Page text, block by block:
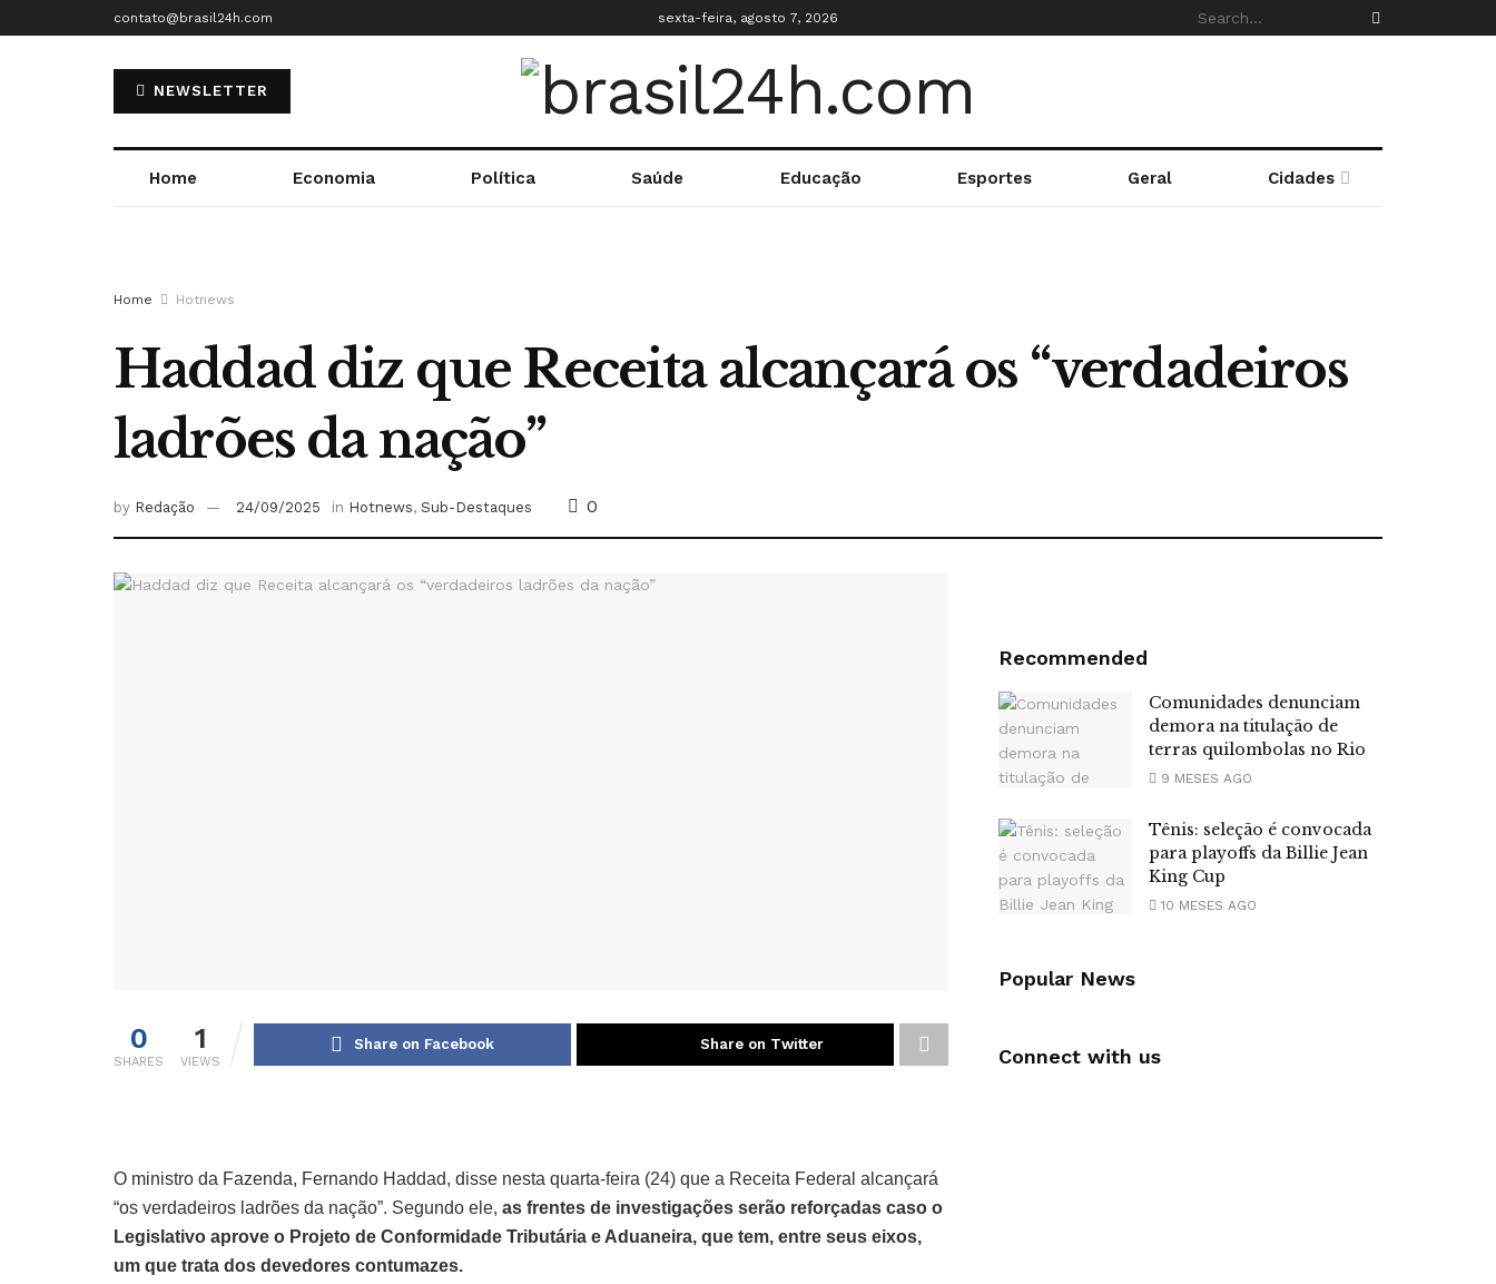
contato@brasil24h.com sexta-feira, agosto 7, 2026
NEWSLETTER
Home Economia Política Saúde Educação Esportes Geral Cidades
Home Hotnews
Haddad diz que Receita alcançará os “verdadeiros
ladrões da nação”
by Redação 24/09/2025 in Hotnews, Sub-Destaques 0
0
SHARES
1
VIEWS
Share on Facebook Share on Twitter
O ministro da Fazenda, Fernando Haddad, disse nesta quarta-feira (24) que a Receita Federal alcançará
“os verdadeiros ladrões da nação”. Segundo ele, as frentes de investigações serão reforçadas caso o
Legislativo aprove o Projeto de Conformidade Tributária e Aduaneira, que tem, entre seus eixos,
um que trata dos devedores contumazes.
Recommended
Comunidades denunciam
demora na titulação de
terras quilombolas no Rio
9 MESES AGO
Tênis: seleção é convocada
para playoffs da Billie Jean
King Cup
10 MESES AGO
Popular News
Connect with us